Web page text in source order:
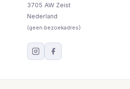
3705 AW Zeist
Nederland
(geen bezoekadres)